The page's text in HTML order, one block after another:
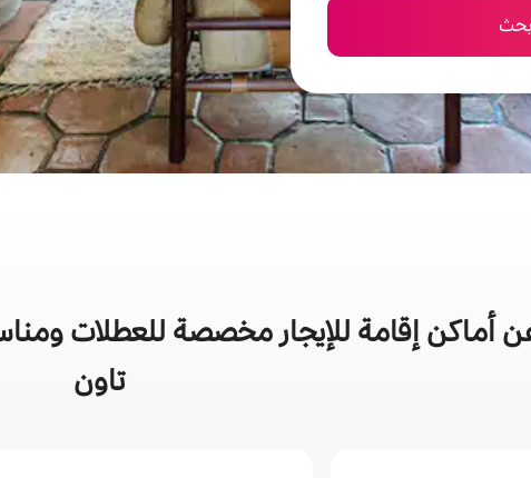
بحث
أماكن إقامة للإيجار مخصصة للعطلات
تاون